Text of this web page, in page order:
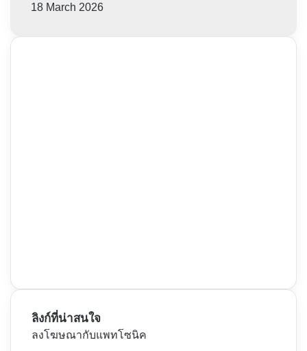
18 March 2026
ลิงก์ที่น่าสนใจ
ลงโฆษณากับแพทโซนิค